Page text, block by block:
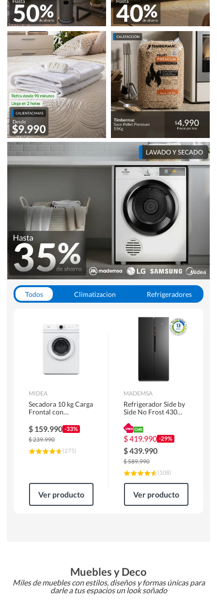
Todos Climatizacion
Refrigeradores
Otros
MIDEA
Secadora 10 kg Carga
Frontal con
MD100A100/W2
$ 159.990 -33%
$239.990
(275)
Ver producto
MADEMSA
Refrigerador Side by
Side No Frost 430
MAS430B
$419.990 -29%
$439.990
$589.990
(108)
Ver producto
Muebles y Deco
Miles de muebles con estilos, diseños y formas únicas para
darle a tus espacios un look soñado